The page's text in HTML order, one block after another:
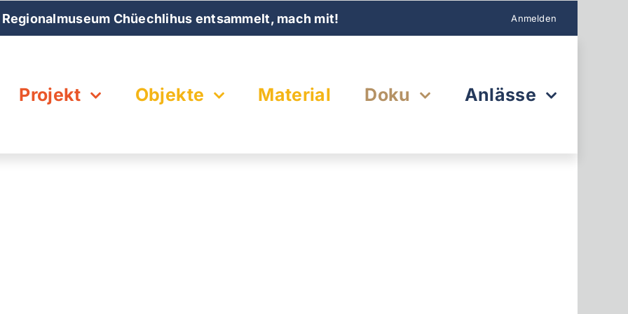
Regionalmuseum Chüechlihus entsammelt, mach mit! Anmelden
Projekt Objekte Material Doku Anlässe